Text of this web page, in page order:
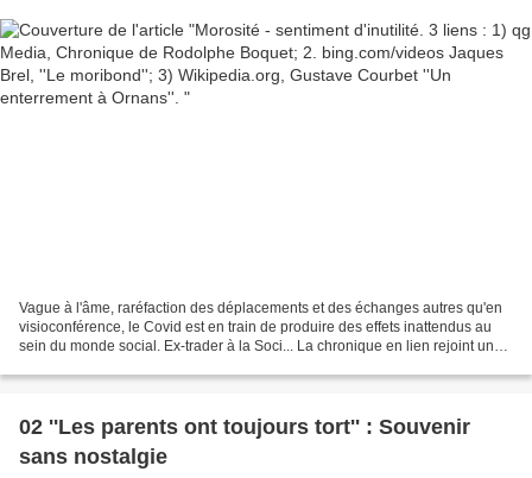
Vague à l'âme, raréfaction des déplacements et des échanges autres qu'en
visioconférence, le Covid est en train de produire des effets inattendus au
sein du monde social. Ex-trader à la Soci... La chronique en lien rejoint une
02 ''Les parents ont toujours tort'' : Souvenir
sans nostalgie